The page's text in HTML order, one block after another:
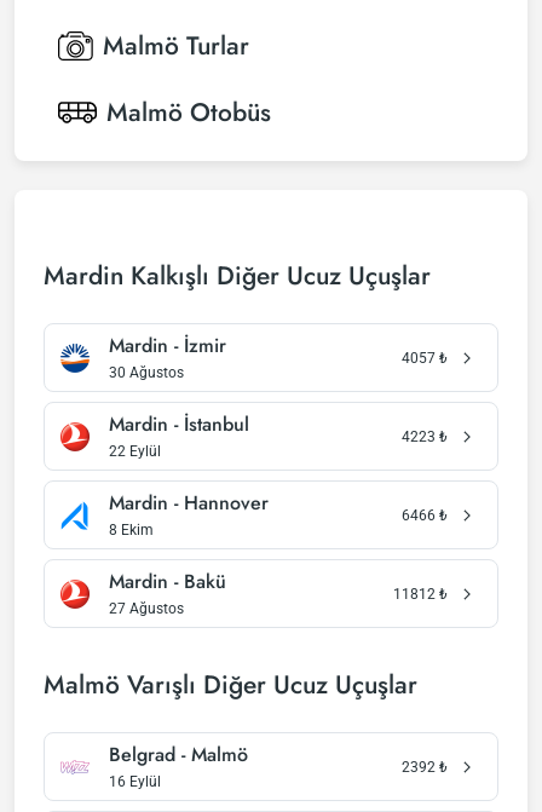
Malmö Turlar
Malmö Otobüs
Mardin Kalkışlı Diğer Ucuz Uçuşlar
Mardin - İzmir
30 Ağustos
4057 ₺
Mardin - İstanbul
22 Eylül
4223 ₺
Mardin - Hannover
8 Ekim
6466 ₺
Mardin - Bakü
27 Ağustos
11812 ₺
Malmö Varışlı Diğer Ucuz Uçuşlar
Belgrad - Malmö
16 Eylül
2392 ₺